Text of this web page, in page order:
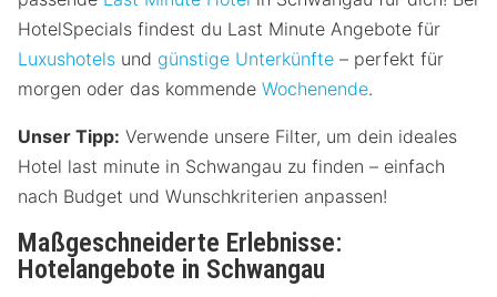
HotelSpecials findest du Last Minute Angebote für
Luxushotels und günstige Unterkünfte – perfekt für
morgen oder das kommende Wochenende.
Unser Tipp: Verwende unsere Filter, um dein ideales
Hotel last minute in Schwangau zu finden – einfach
nach Budget und Wunschkriterien anpassen!
Maßgeschneiderte Erlebnisse:
Hotelangebote in Schwangau